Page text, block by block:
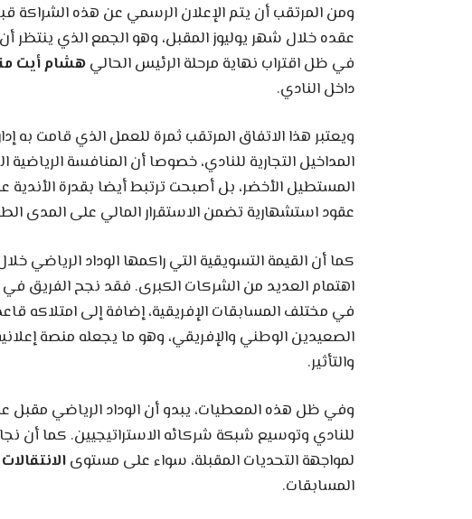
ومن المرتقب أن يتم الإعلان الرسمي عن هذه الشراكة
عقده خلال شهر يوليوز المقبل، وهو الجمع الذي
في ظل اقتراب نهاية مرحلة الرئيس الحاليهشام أيت
داخل النادي.
ويعتبر هذا الاتفاق المرتقب ثمرة للعمل الذي قامت به
المداخيل التجارية للنادي، خصوصا أن المنافسة
المستطيل الأخضر، بل أصبحت ترتبط أيضا بقدرة الأندية
عقود استشهارية تضمن الاستقرار المالي على المدى
كما أن القيمة التسويقية التي راكمها الوداد الرياضي
اهتمام العديد من الشركات الكبرى. فقد نجح الفريق
في مختلف المسابقات الإفريقية، إضافة إلى امتلاكه
الصعيدين الوطني والإفريقي، وهو ما يجعله منصة إعلانية
والتأثير.
وفي ظل هذه المعطيات، يبدو أن الوداد الرياضي مقبل
للنادي وتوسيع شبكة شركائه الاستراتيجيين. كما أن
لمواجهة التحديات المقبلة، سواء على مستوى
المسابقات.